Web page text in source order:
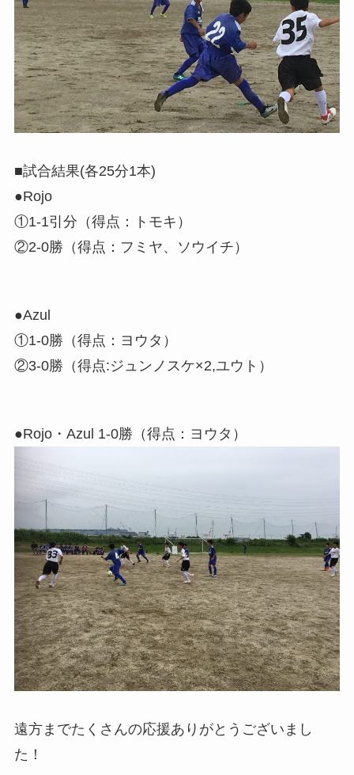
■試合結果(各25分1本)
●Rojo
①1-1引分（得点：トモキ）
②2-0勝（得点：フミヤ、ソウイチ）
●Azul
①1-0勝（得点：ヨウタ）
②3-0勝（得点:ジュンノスケ×2,ユウト）
●Rojo・Azul 1-0勝（得点：ヨウタ）
遠方までたくさんの応援ありがとうございまし
た！